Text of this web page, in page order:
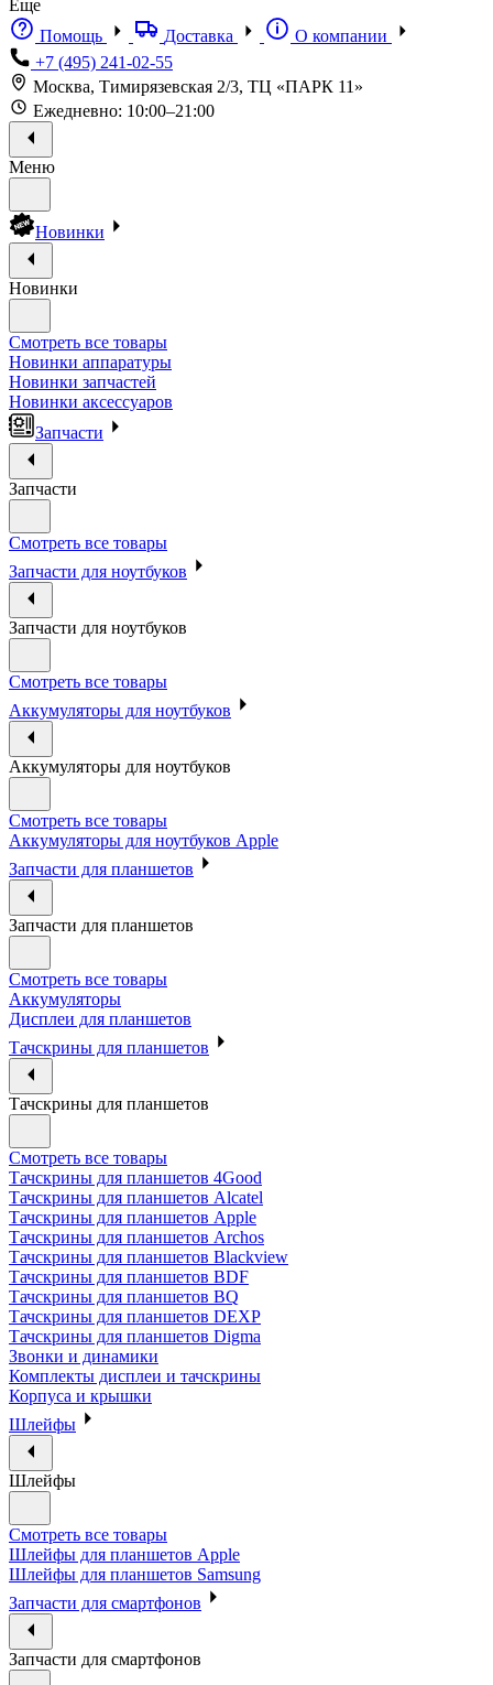
Еще
Помощь
Доставка
О компании
+7 (495) 241-02-55
Москва, Тимирязевская 2/3, ТЦ «ПАРК 11»
Ежедневно: 10:00–21:00
Меню
Новинки
Новинки
Смотреть все товары
Новинки аппаратуры
Новинки запчастей
Новинки аксессуаров
Запчасти
Запчасти
Смотреть все товары
Запчасти для ноутбуков
Запчасти для ноутбуков
Смотреть все товары
Аккумуляторы для ноутбуков
Аккумуляторы для ноутбуков
Смотреть все товары
Аккумуляторы для ноутбуков Apple
Запчасти для планшетов
Запчасти для планшетов
Смотреть все товары
Аккумуляторы
Дисплеи для планшетов
Тачскрины для планшетов
Тачскрины для планшетов
Смотреть все товары
Тачскрины для планшетов 4Good
Тачскрины для планшетов Alcatel
Тачскрины для планшетов Apple
Тачскрины для планшетов Archos
Тачскрины для планшетов Blackview
Тачскрины для планшетов BDF
Тачскрины для планшетов BQ
Тачскрины для планшетов DEXP
Тачскрины для планшетов Digma
Звонки и динамики
Комплекты дисплеи и тачскрины
Корпуса и крышки
Шлейфы
Шлейфы
Смотреть все товары
Шлейфы для планшетов Apple
Шлейфы для планшетов Samsung
Запчасти для смартфонов
Запчасти для смартфонов